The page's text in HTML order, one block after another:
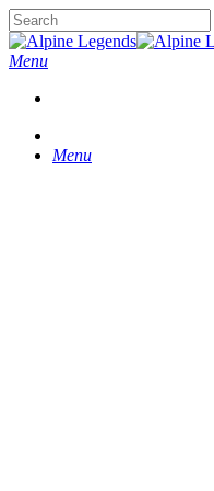
Skip
to
main
Close
Search
Menu
Menu